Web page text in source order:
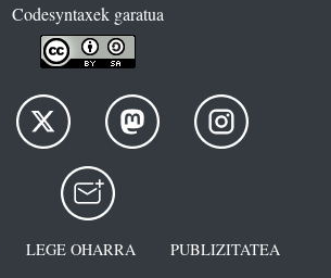
Codesyntaxek garatua
LEGE OHARRA
PUBLIZITATEA